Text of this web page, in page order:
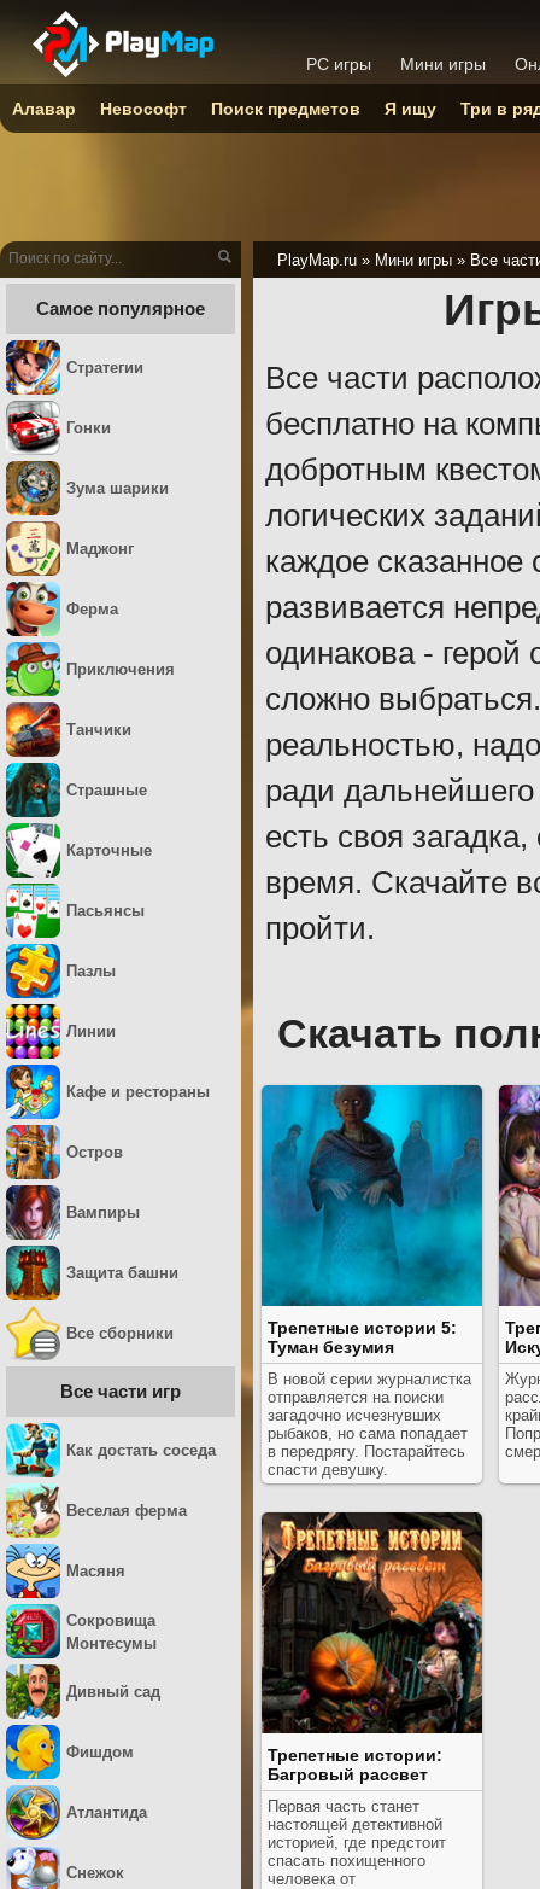
PlayMap.ru » Мини игры » Все
Все части
бесплатно на
добротным
логических
каждое
развивается
одинакова - герой
сложно
реальностью,
ради
есть своя
время. Скачайте
пройти.
Скачать
Трепетные истории 5:
Туман безумия
В новой серии журналистка
отправляется на поиски
загадочно исчезнувших
рыбаков, но сама попадает
в передрягу. Постарайтесь
спасти девушку.
Трепетные истории:
Багровый рассвет
Первая часть станет
настоящей детективной
историей, где предстоит
спасать похищенного
человека от
Самое популярное
Стратегии
Гонки
Зума шарики
Маджонг
Ферма
Приключения
Танчики
Страшные
Карточные
Пасьянсы
Пазлы
Линии
Кафе и рестораны
Остров
Вампиры
Защита башни
Все сборники
Все части игр
Как достать соседа
Веселая ферма
Масяня
Сокровища
Монтесумы
Дивный сад
Фишдом
Атлантида
Снежок
PC игры Мини игры
Алавар Невософт Поиск предметов Я ищу Три в